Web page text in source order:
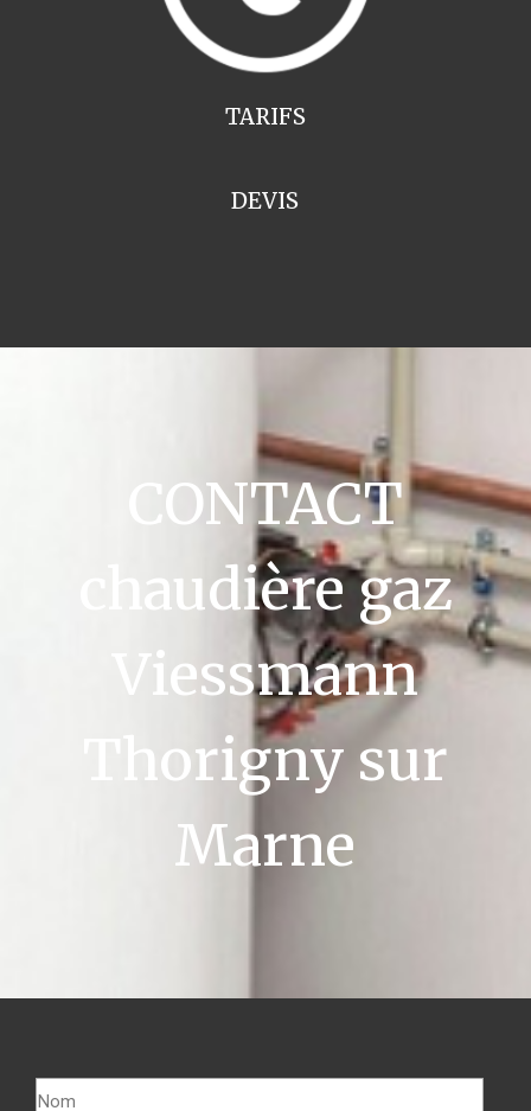
TARIFS
DEVIS
CONTACT
chaudière gaz
Viessmann
Thorigny sur
Marne